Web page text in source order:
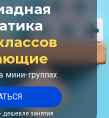
мини-группах
дешевле занятия